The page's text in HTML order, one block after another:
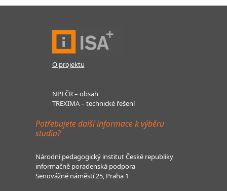
O projektu
NPI ČR – obsah
TREXIMA – technické řešení
Potřebujete další informace k výběru
studia?
Národní pedagogický institut České republiky
informačně poradenská podpora
Senovážné náměstí 25, Praha 1